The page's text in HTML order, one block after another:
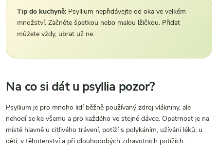
Tip do kuchyně: Psyllium nepřidávejte od oka ve velkém
množství. Začněte špetkou nebo malou lžičkou. Přidat
můžete vždy, ubrat už ne.
Na co si dát u psyllia pozor?
Psyllium je pro mnoho lidí běžně používaný zdroj vlákniny, ale
nehodí se ke všemu a pro každého ve stejné dávce. Opatrnost je na
místě hlavně u citlivého trávení, potíží s polykáním, užívání léků, u
dětí, v těhotenství a při dlouhodobých zdravotních potížích.